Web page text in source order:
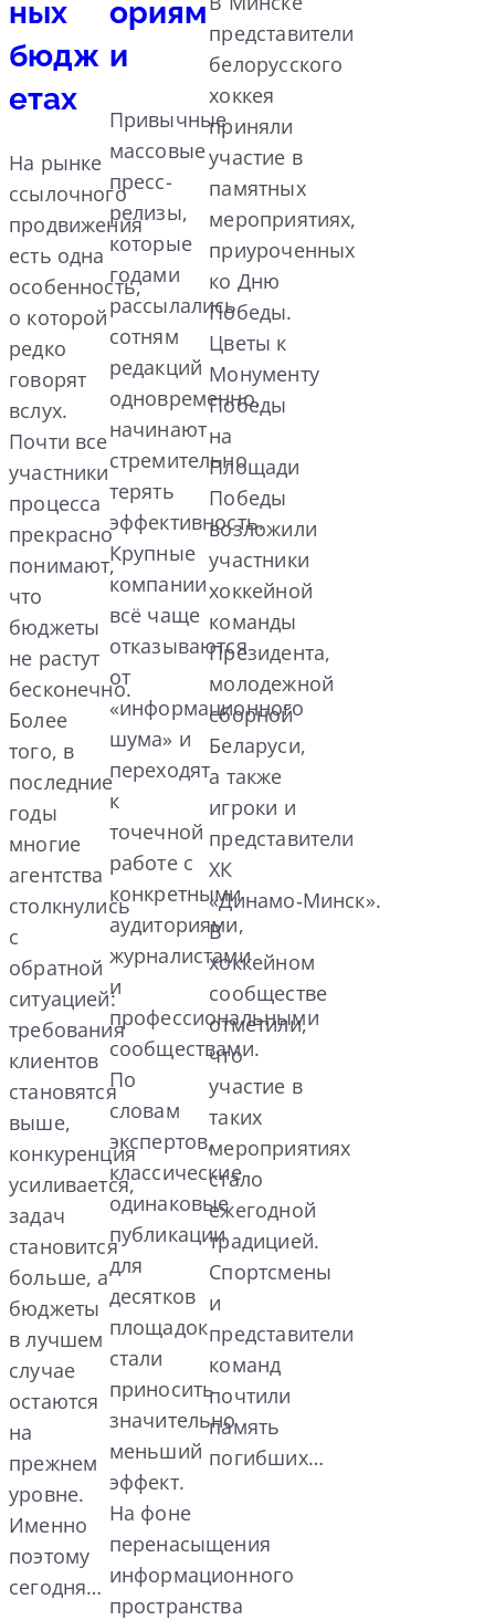
ных
бюдж
етах
На рынке
ссылочного
продвижения
есть одна
особенность,
о которой
редко
говорят
вслух.
Почти все
участники
процесса
прекрасно
понимают,
что
бюджеты
не растут
бесконечно.
Более
того, в
последние
годы
многие
агентства
столкнулись
с
обратной
ситуацией:
требования
клиентов
становятся
выше,
конкуренция
усиливается,
задач
становится
больше, а
бюджеты
в лучшем
случае
остаются
на
прежнем
уровне.
Именно
поэтому
сегодня…
ориям
и
Привычные
массовые
пресс-
релизы,
которые
годами
рассылались
сотням
редакций
одновременно,
начинают
стремительно
терять
эффективность.
Крупные
компании
всё чаще
отказываются
от
«информационного
шума» и
переходят
к
точечной
работе с
конкретными
аудиториями,
журналистами
и
профессиональными
сообществами.
По
словам
экспертов,
классические
одинаковые
публикации
для
десятков
площадок
стали
приносить
значительно
меньший
эффект.
На фоне
перенасыщения
информационного
пространства
представители
белорусского
хоккея
приняли
участие в
памятных
мероприятиях,
приуроченных
ко Дню
Победы.
Цветы к
Монументу
Победы
на
Площади
Победы
возложили
участники
хоккейной
команды
Президента,
молодежной
сборной
Беларуси,
а также
игроки и
представители
ХК
«Динамо‑Минск».
В
хоккейном
сообществе
отметили,
что
участие в
таких
мероприятиях
стало
ежегодной
традицией.
Спортсмены
и
представители
команд
почтили
память
погибших…